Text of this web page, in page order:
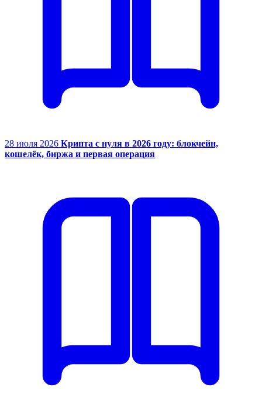
28 июля 2026 Крипта с нуля в 2026 году: блокчейн,
кошелёк, биржа и первая операция